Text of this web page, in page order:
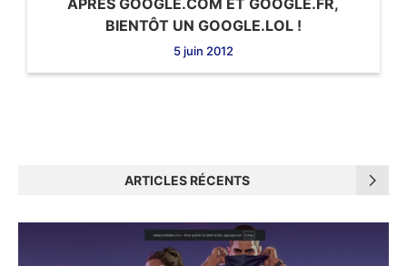
APRÈS GOOGLE.COM ET GOOGLE.FR,
BIENTÔT UN GOOGLE.LOL !
5 juin 2012
ARTICLES RÉCENTS